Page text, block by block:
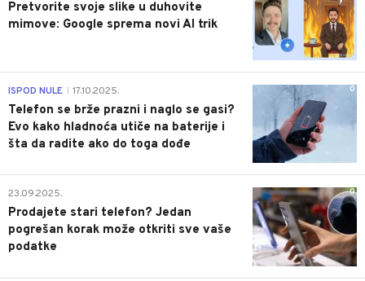
Pretvorite svoje slike u duhovite
mimove: Google sprema novi AI trik
0
ISPOD NULE 17.10.2025.
Telefon se brže prazni i naglo se gasi?
Evo kako hladnoća utiče na baterije i
šta da radite ako do toga dođe
0
23.09.2025.
Prodajete stari telefon? Jedan
pogrešan korak može otkriti sve vaše
podatke